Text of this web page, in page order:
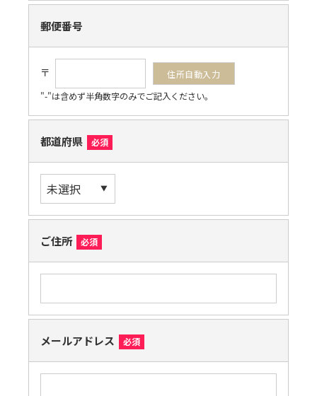
郵便番号
〒
"-"は含めず半角数字のみでご記入ください。
都道府県 必須
ご住所 必須
メールアドレス 必須